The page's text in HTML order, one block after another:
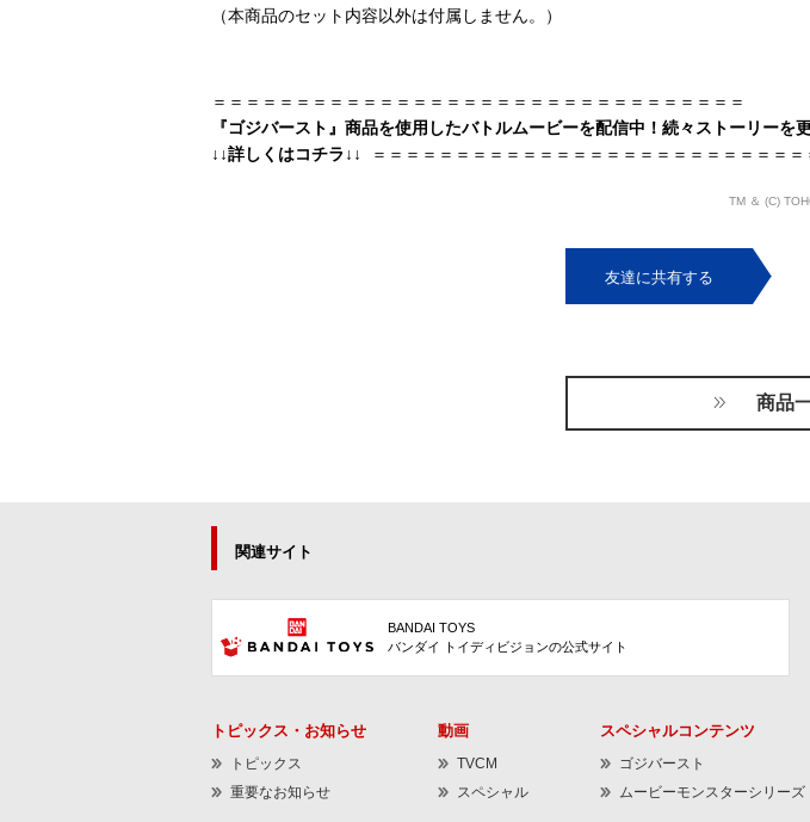
（本商品のセット内容以外は付属しません。）
＝＝＝＝＝＝＝＝＝＝＝＝＝＝＝＝＝＝＝＝＝＝＝＝＝＝＝＝＝＝＝＝
『ゴジバースト』商品を使用したバトルムービーを配信中！続々ストーリーを
↓↓詳しくはコチラ↓↓
＝＝＝＝＝＝＝＝＝＝＝＝＝＝＝＝＝＝＝＝＝＝＝＝＝＝
TM ＆ (C)
友達に共有する
商品
関連サイト
BANDAI TOYS
バンダイ トイディビジョンの公式サイト
トピックス・お知らせ
トピックス
重要なお知らせ
動画
TVCM
スペシャル
スペシャルコンテンツ
ゴジバースト
ムービーモンスターシリーズ